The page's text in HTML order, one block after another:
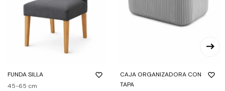
FUNDA SILLA
45-65 cm
CAJA ORGANIZADORA CON
TAPA